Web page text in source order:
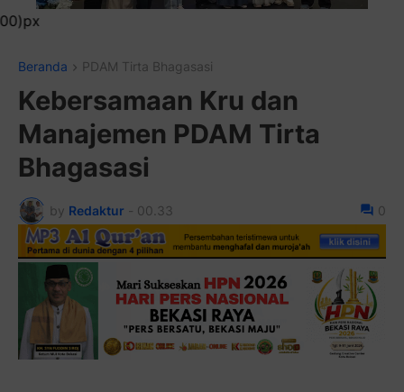
Beranda PDAM Tirta Bhagasasi
Kebersamaan Kru dan
Manajemen PDAM Tirta
Bhagasasi
by Redaktur - 00.33 0